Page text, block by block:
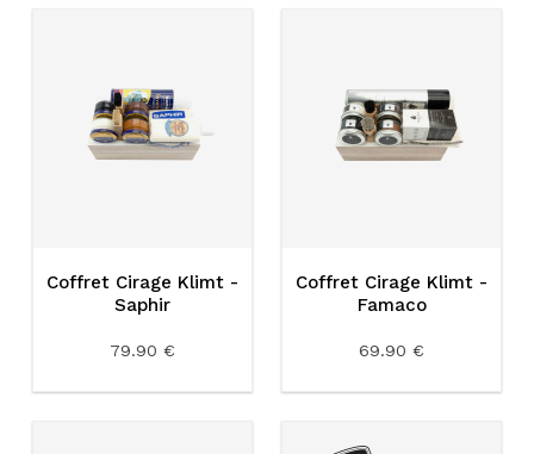
Coffret Cirage Klimt -
Saphir
79.90 €
Coffret Cirage Klimt -
Famaco
69.90 €